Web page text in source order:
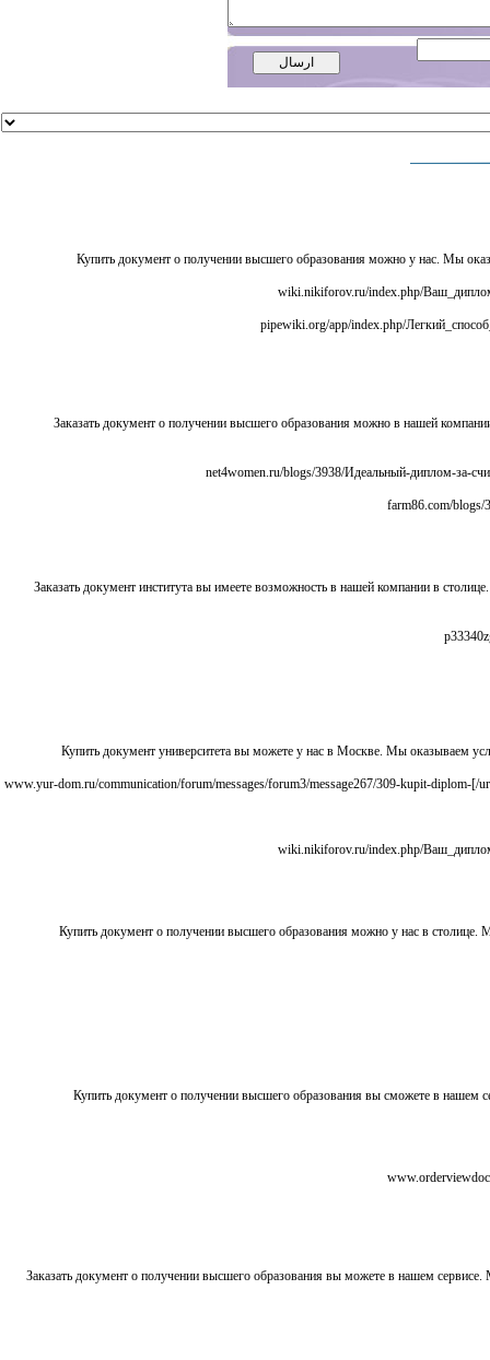
Купить документ о получении высшего образования можно у нас. Мы
Заказать документ о получении высшего образования можно в нашей
Заказать документ института вы имеете возможность в нашей компании в
Купить документ университета вы можете у нас в Москве. Мы оказываем
[url=http://www.yur-dom.ru/communication/forum/messages/forum3/message267/309-kupit-diplom-bystro-i-nadezhno?result=new#message267/]www.yur-dom.ru/communication/forum/messages/forum3/message267/309-kupit-diplom-
Купить документ о получении высшего образования можно у нас в
Купить документ о получении высшего образования вы сможете в
[url=http://www.orderviewdocs.online/
Заказать документ о получении высшего образования вы можете в нашем